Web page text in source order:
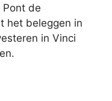
Pont de
het beleggen in
in Vinci